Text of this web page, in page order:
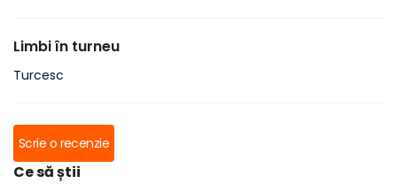
Limbi în turneu
Turcesc
Scrie o recenzie
Ce să știi